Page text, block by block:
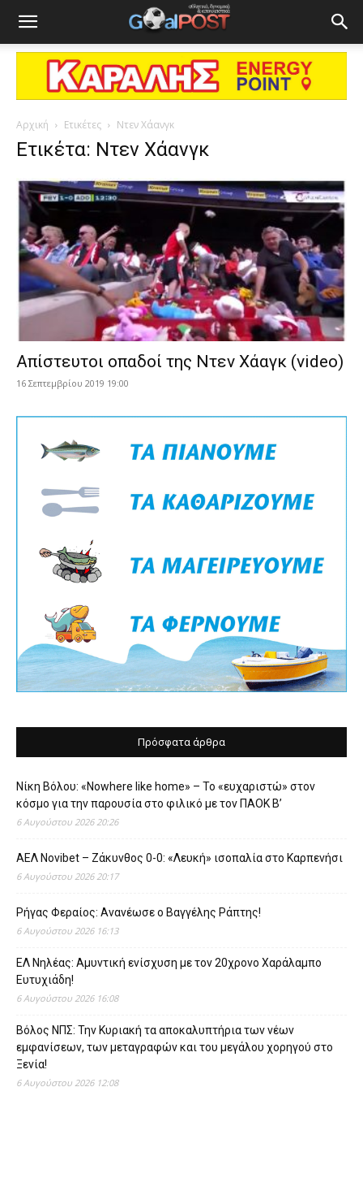
Αρχική Ετικέτες Ντεν Χάανγκ
Ετικέτα: Ντεν Χάανγκ
Απίστευτοι οπαδοί της Ντεν Χάαγκ (video)
16 Σεπτεμβρίου 2019 19:00
Πρόσφατα άρθρα
Νίκη Βόλου: «Nowhere like home» – Το «ευχαριστώ» στον
κόσμο για την παρουσία στο φιλικό με τον ΠΑΟΚ Β’
6 Αυγούστου 2026 20:26
ΑΕΛ Novibet – Ζάκυνθος 0-0: «Λευκή» ισοπαλία στο Καρπενήσι
6 Αυγούστου 2026 20:17
Ρήγας Φεραίος: Ανανέωσε ο Βαγγέλης Ράπτης!
6 Αυγούστου 2026 16:13
ΕΛ Νηλέας: Αμυντική ενίσχυση με τον 20χρονο Χαράλαμπο
Ευτυχιάδη!
6 Αυγούστου 2026 16:08
Βόλος ΝΠΣ: Την Κυριακή τα αποκαλυπτήρια των νέων
εμφανίσεων, των μεταγραφών και του μεγάλου χορηγού στο
Ξενία!
6 Αυγούστου 2026 12:08